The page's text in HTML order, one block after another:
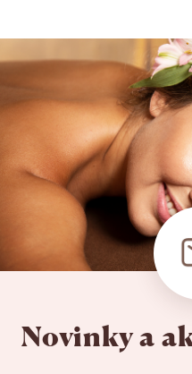
Novinky a